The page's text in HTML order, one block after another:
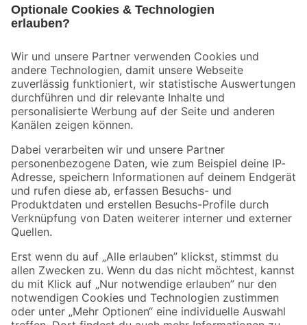
Der toom Newsletter: Keine Angebote und Aktionen mehr verpassen!
Zur Newsletter Anmeldung
Folge uns
Zahlungsarten Versandarten
Sicher einkaufen
Jetzt die toom-App herunterladen